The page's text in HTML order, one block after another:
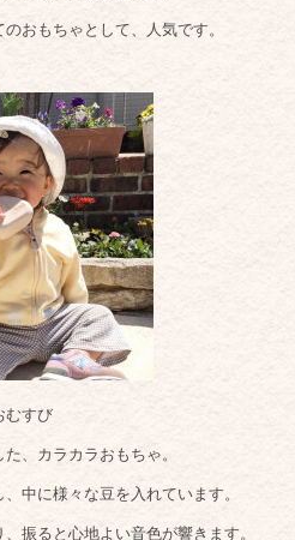
おもちゃとして、人気です。
むすび
、カラカラおもちゃ。
中に様々な豆を入れています。
振ると心地よい音色が響きます。